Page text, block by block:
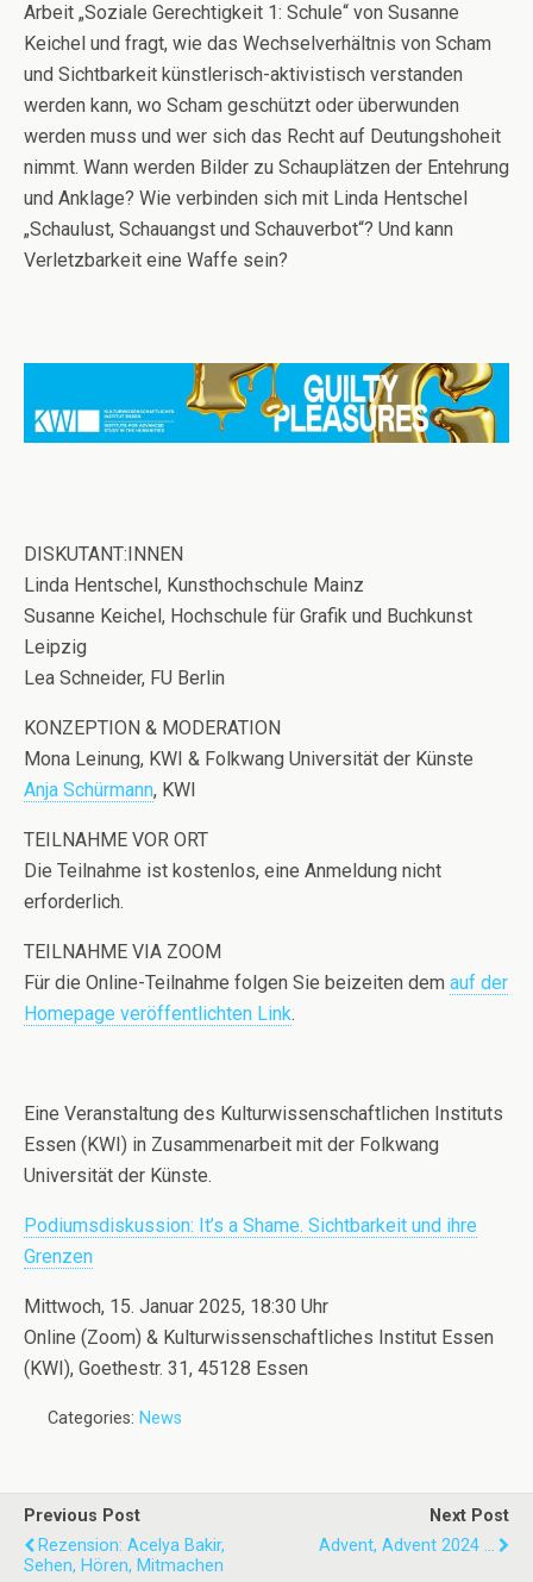
Arbeit „Soziale Gerechtigkeit 1: Schule“ von Susanne
Keichel und fragt, wie das Wechselverhältnis von Scham
und Sichtbarkeit künstlerisch-aktivistisch verstanden
werden kann, wo Scham geschützt oder überwunden
werden muss und wer sich das Recht auf Deutungshoheit
nimmt. Wann werden Bilder zu Schauplätzen der Entehrung
und Anklage? Wie verbinden sich mit Linda Hentschel
„Schaulust, Schauangst und Schauverbot“? Und kann
Verletzbarkeit eine Waffe sein?
DISKUTANT:INNEN
Linda Hentschel, Kunsthochschule Mainz
Susanne Keichel, Hochschule für Grafik und Buchkunst
Leipzig
Lea Schneider, FU Berlin
KONZEPTION & MODERATION
Mona Leinung, KWI & Folkwang Universität der Künste
Anja Schürmann, KWI
TEILNAHME VOR ORT
Die Teilnahme ist kostenlos, eine Anmeldung nicht
erforderlich.
TEILNAHME VIA ZOOM
Für die Online-Teilnahme folgen Sie beizeiten dem auf der
Homepage veröffentlichten Link.
Eine Veranstaltung des Kulturwissenschaftlichen Instituts
Essen (KWI) in Zusammenarbeit mit der Folkwang
Universität der Künste.
Podiumsdiskussion: It’s a Shame. Sichtbarkeit und ihre
Grenzen
Mittwoch, 15. Januar 2025, 18:30 Uhr
Online (Zoom) & Kulturwissenschaftliches Institut Essen
(KWI), Goethestr. 31, 45128 Essen
Categories: News
Previous Post
Rezension: Acelya Bakir,
Sehen, Hören, Mitmachen
Next Post
Advent, Advent 2024 ...